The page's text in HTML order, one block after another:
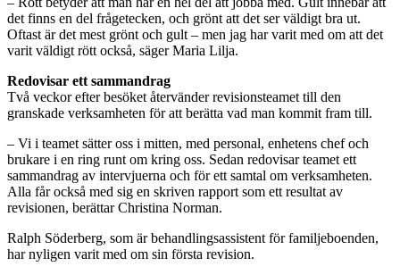
det finns en del frågetecken, och grönt att det ser väldigt bra ut.
Oftast är det mest grönt och gult – men jag har varit med om att det
varit väldigt rött också, säger Maria Lilja.
Redovisar ett sammandrag
Två veckor efter besöket återvänder revisionsteamet till den
granskade verksamheten för att berätta vad man kommit fram till.
– Vi i teamet sätter oss i mitten, med personal, enhetens chef och
brukare i en ring runt om kring oss. Sedan redovisar teamet ett
sammandrag av intervjuerna och för ett samtal om verksamheten.
Alla får också med sig en skriven rapport som ett resultat av
revisionen, berättar Christina Norman.
Ralph Söderberg, som är behandlingsassistent för familjeboenden,
har nyligen varit med om sin första revision.